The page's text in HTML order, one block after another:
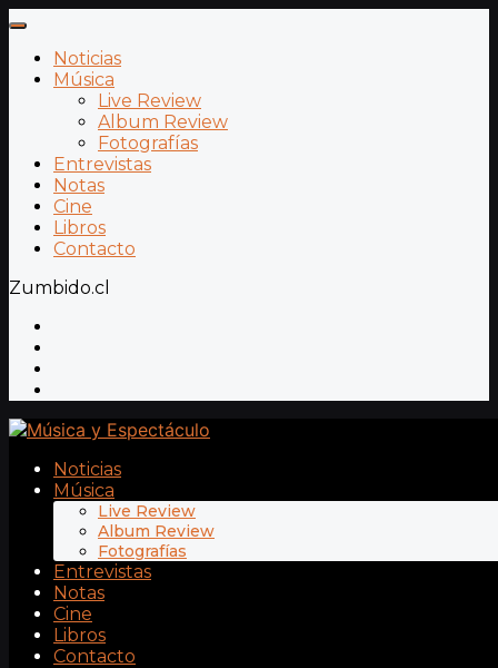
Noticias
Música
Live Review
Album Review
Fotografías
Entrevistas
Notas
Cine
Libros
Contacto
Zumbido.cl
Noticias
Música
Live Review
Album Review
Fotografías
Entrevistas
Notas
Cine
Libros
Contacto